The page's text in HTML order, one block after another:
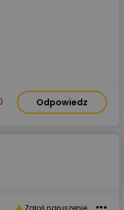
Odpowiedz
Zgłoś naruszenie